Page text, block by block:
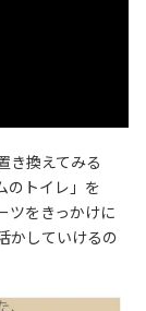
き換えてみる
のトイレ」を
ツをきっかけに
かしていけるの